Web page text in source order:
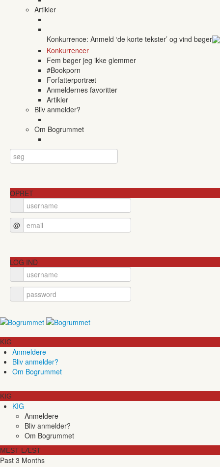
Artikler
Konkurrence: Anmeld ‘de korte tekster’ og vind bøger
Konkurrencer
Fem bøger jeg ikke glemmer
#Bookporn
Forfatterportræt
Anmeldernes favoritter
Artikler
Bliv anmelder?
Om Bogrummet
OPRET
@
LOG IND
KIG
Anmeldere
Bliv anmelder?
Om Bogrummet
KIG
KIG
Anmeldere
Bliv anmelder?
Om Bogrummet
MEST LÆST
Past 3 Months